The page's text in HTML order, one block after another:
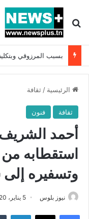
بحث عن
الرئيسية / ثقافة
ثقافة فنون
أحمد
استقطابه
وتسفيره إلى
نيوز بلوس 5 يناير، 2020
فيسبوك X